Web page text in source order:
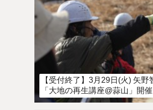
【受付終了】3月29日(火) 矢野
「大地の再生講座@蒜山」開催